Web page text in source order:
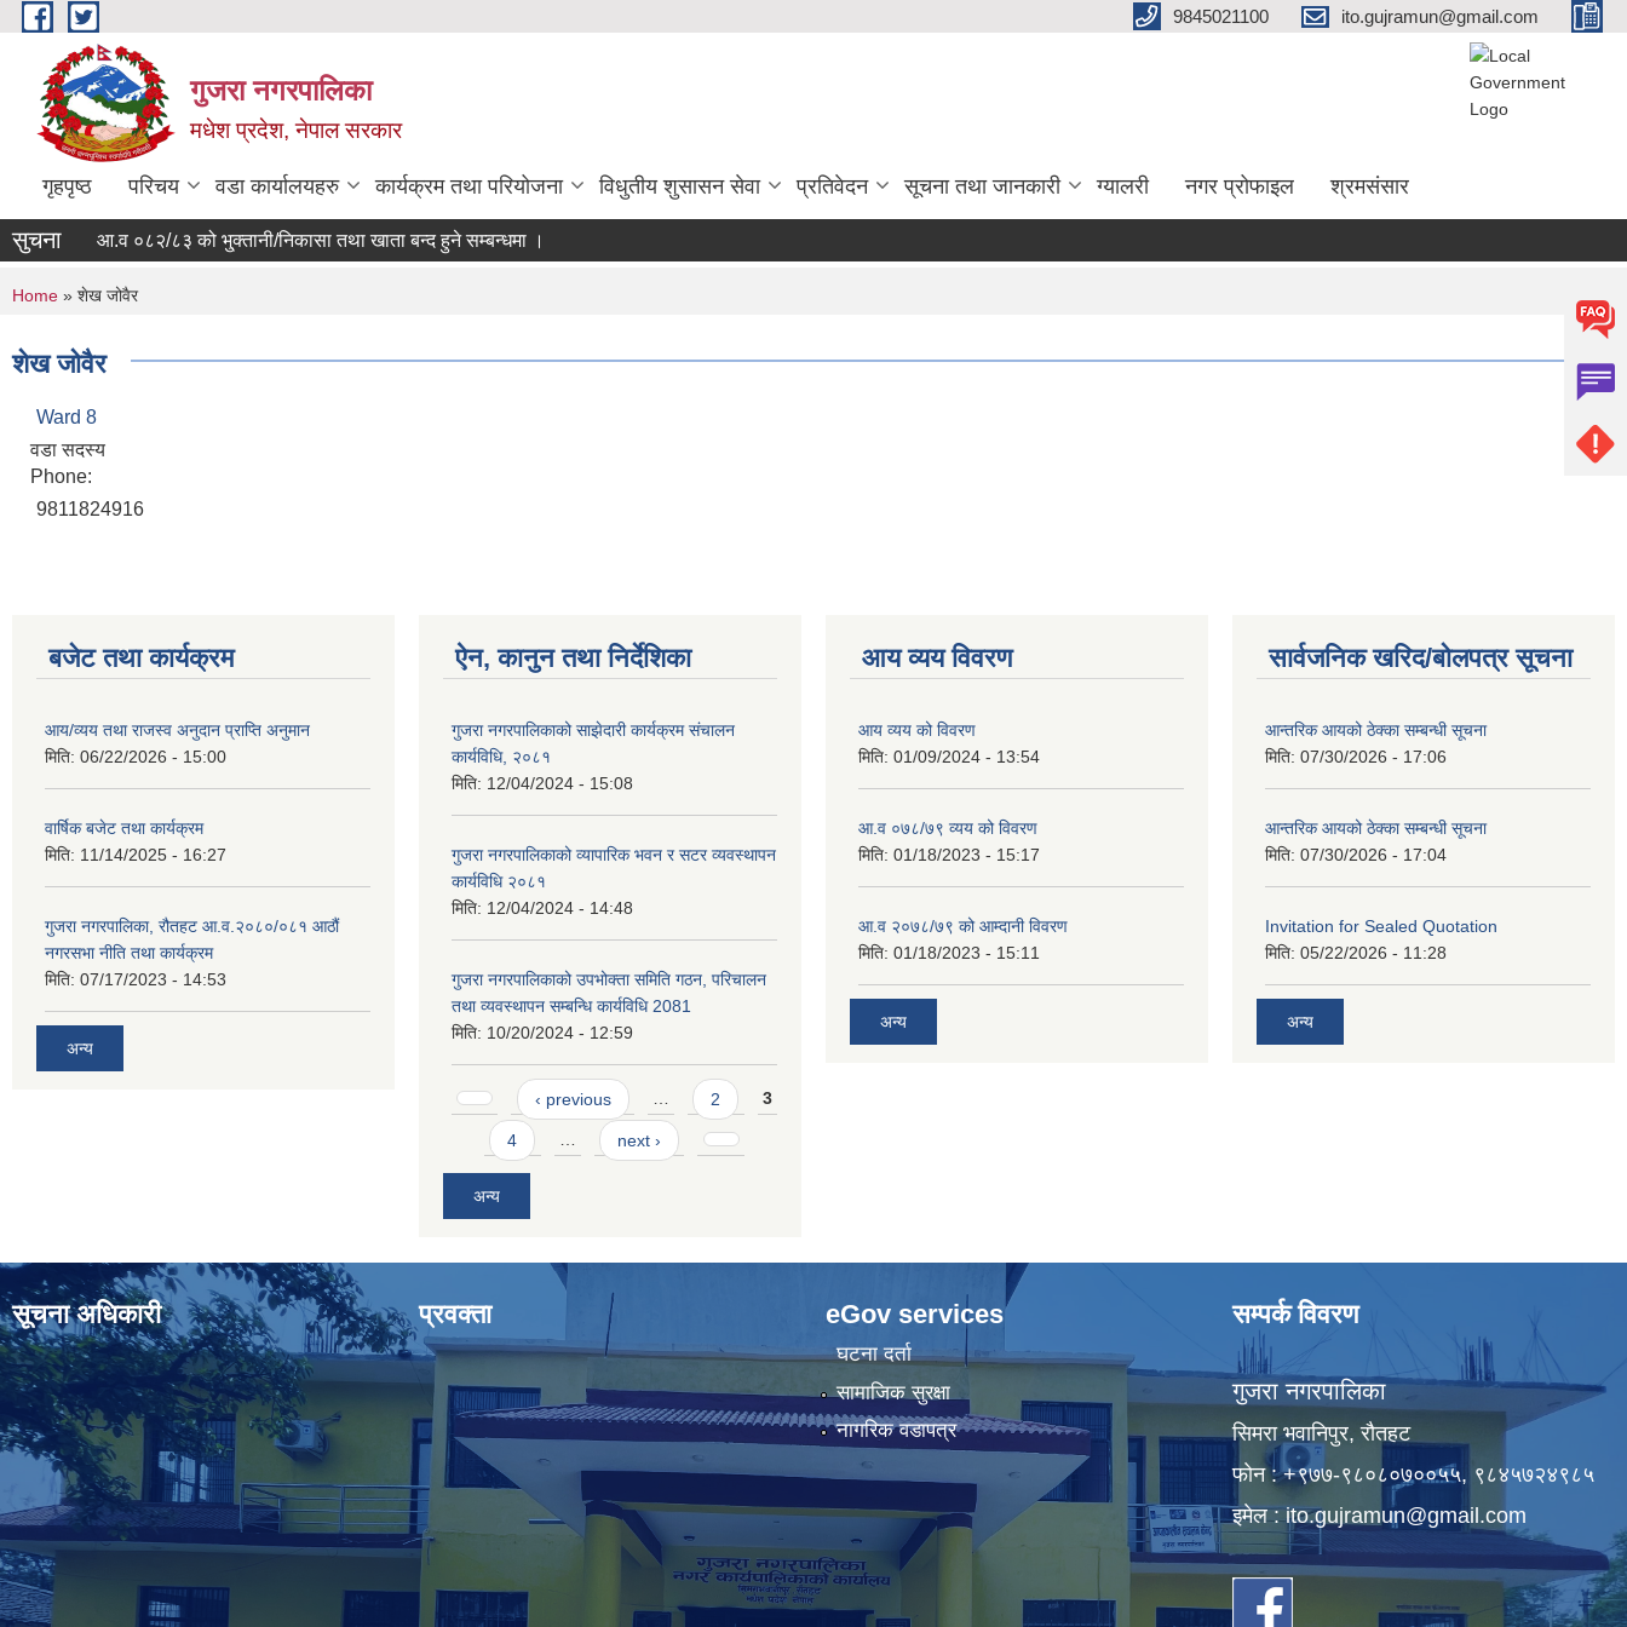
Skip to main content 9845021100 ito.gujramun@gmail.com
गुजरा नगरपालिका
मधेश प्रदेश, नेपाल सरकार
गृहपृष्ठ परिचय वडा कार्यालयहरु कार्यक्रम तथा परियोजना विधुतीय शुसासन सेवा प्रतिवेदन सूचना तथा जानकारी ग्यालरी नगर प्रोफाइल श्रमसंसार
सुचना आ.व ०८२/८३ को भु्क्तानी/निकासा तथा खाता बन्द हुने सम्बन्धमा ।
You are here
Home » शेख जोवैर
शेख जोवैर
Ward 8
वडा सदस्य
Phone:
9811824916
बजेट तथा कार्यक्रम
आय/व्यय तथा राजस्व अनुदान प्राप्ति अनुमान
मिति: 06/22/2026 - 15:00
वार्षिक बजेट तथा कार्यक्रम
मिति: 11/14/2025 - 16:27
गुजरा नगरपालिका, रौतहट आ.व.२०८०/०८१ आठौं
नगरसभा नीति तथा कार्यक्रम
मिति: 07/17/2023 - 14:53
अन्य
ऐन, कानुन तथा निर्देशिका
गुजरा नगरपालिकाको साझेदारी कार्यक्रम संचालन
कार्यविधि, २०८१
मिति: 12/04/2024 - 15:08
गुजरा नगरपालिकाको व्यापारिक भवन र सटर व्यवस्थापन
कार्यविधि २०८१
मिति: 12/04/2024 - 14:48
गुजरा नगरपालिकाको उपभोक्ता समिति गठन, परिचालन
तथा व्यवस्थापन सम्बन्धि कार्यविधि 2081
मिति: 10/20/2024 - 12:59
Pages‹ previous … 2 3
4 … next ›
अन्य
आय व्यय विवरण
आय व्यय को विवरण
मिति: 01/09/2024 - 13:54
आ.व ०७८/७९ व्यय को विवरण
मिति: 01/18/2023 - 15:17
आ.व २०७८/७९ को आम्दानी विवरण
मिति: 01/18/2023 - 15:11
अन्य
सार्वजनिक खरिद/बोलपत्र सूचना
आन्तरिक आयको ठेक्का सम्बन्धी सूचना
मिति: 07/30/2026 - 17:06
आन्तरिक आयको ठेक्का सम्बन्धी सूचना
मिति: 07/30/2026 - 17:04
Invitation for Sealed Quotation
मिति: 05/22/2026 - 11:28
अन्य
सूचना अधिकारी प्रवक्ता eGov services
घटना दर्ता
सामाजिक सुरक्षा
नागरिक वडापत्र
सम्पर्क विवरण
गुजरा नगरपालिका
सिमरा भवानिपुर, राैतहट
फाेन : +९७७-९८०८०७००५५, ९८४५७२४९८५
इमेल :ito.gujramun@gmail.com